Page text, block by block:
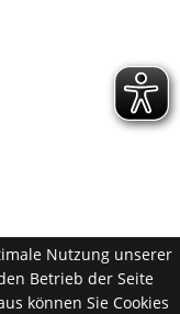
Nutzung unserer
Betrieb der Seite
können Sie Cookies